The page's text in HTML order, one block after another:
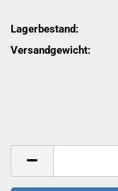
Lagerbestand:
Versandgewicht: